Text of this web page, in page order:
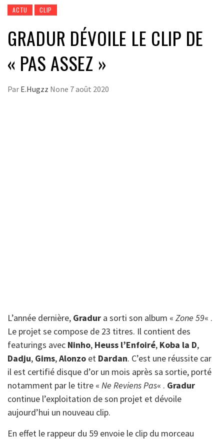
ACTU CLIP
GRADUR DÉVOILE LE CLIP DE
« PAS ASSEZ »
Par E.Hugzz None 7 août 2020
L’année dernière, Gradur a sorti son album « Zone 59« .
Le projet se compose de 23 titres. Il contient des
featurings avec Ninho, Heuss l’Enfoiré, Koba la D,
Dadju, Gims,Alonzo et Dardan. C’est une réussite car
il est certifié disque d’or un mois après sa sortie, porté
notamment par le titre « Ne Reviens Pas« . Gradur
continue l’exploitation de son projet et dévoile
aujourd’hui un nouveau clip.
En effet le rappeur du 59 envoie le clip du morceau